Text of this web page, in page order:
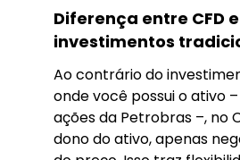
Diferença entre CFD e
investimentos
Ao contrário do
onde você possui o ativo
ações da Petrobras –, no
dono do ativo, apenas